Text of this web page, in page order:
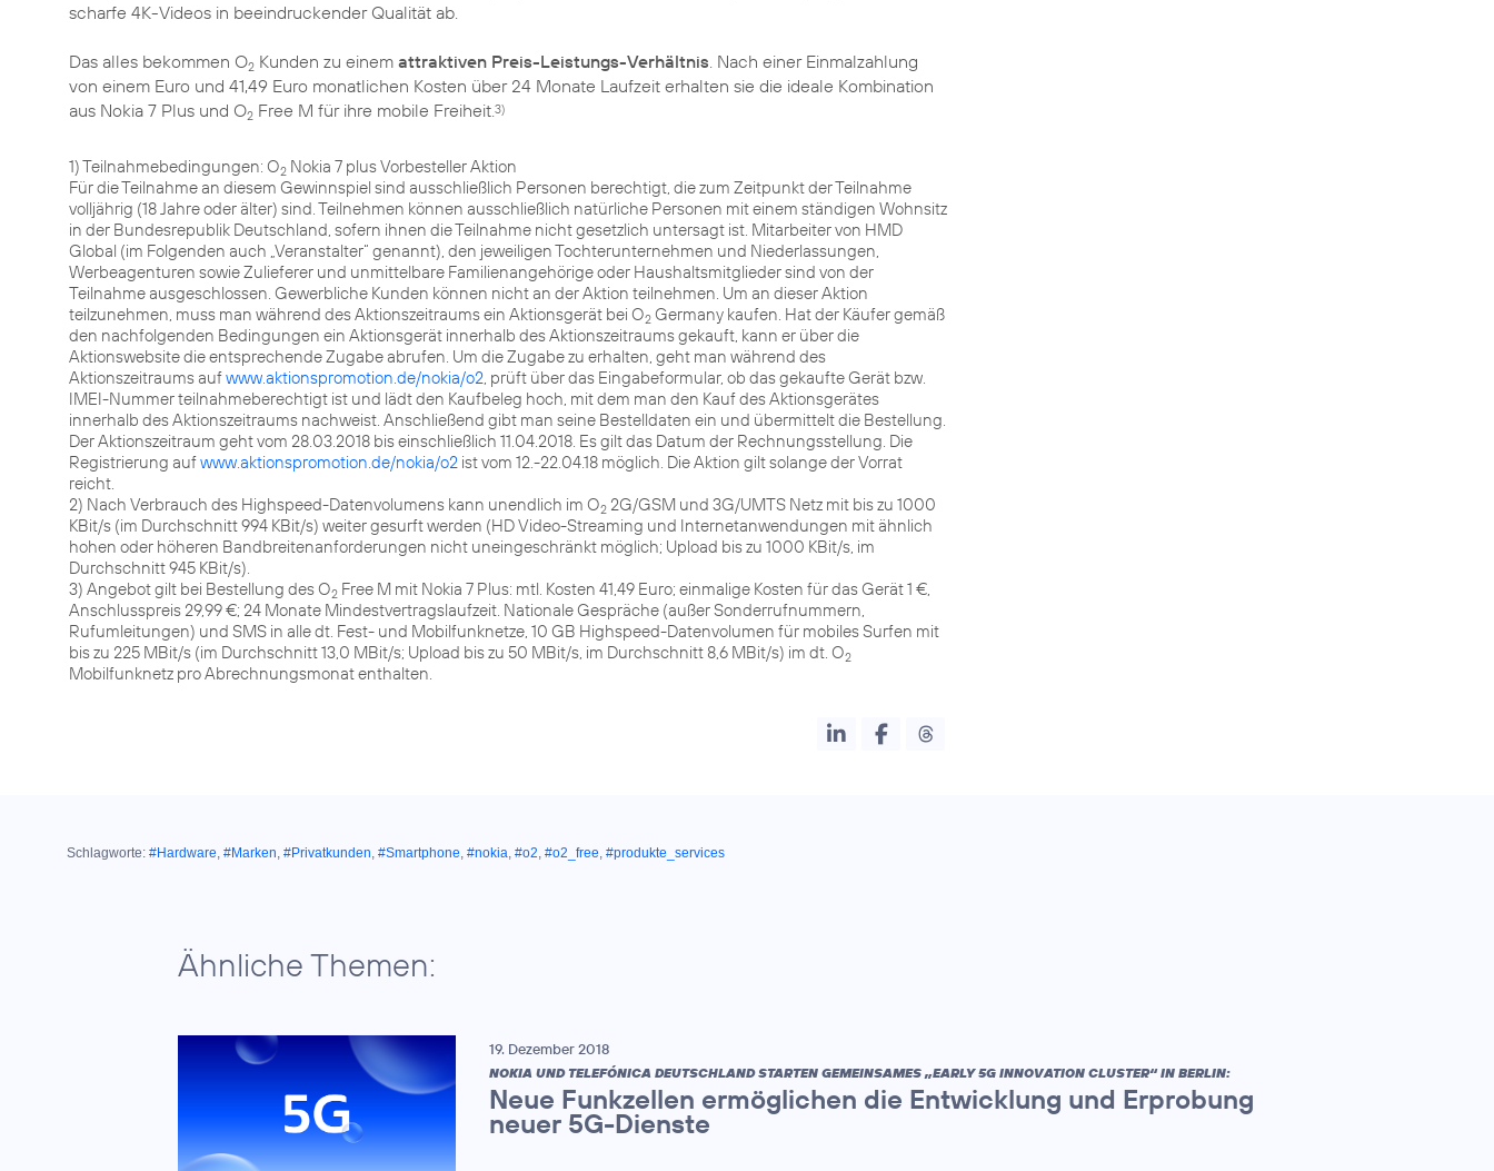
scharfe 4K-Videos in beeindruckender Qualität ab.
Das alles bekommen O2 Kunden zu einem attraktiven Preis-Leistungs-Verhältnis. Nach einer Einmalzahlung
von einem Euro und 41,49 Euro monatlichen Kosten über 24 Monate Laufzeit erhalten sie die ideale Kombination
aus Nokia 7 Plus und O2 Free M für ihre mobile Freiheit.3)
1) Teilnahmebedingungen: O2 Nokia 7 plus Vorbesteller Aktion
Für die Teilnahme an diesem Gewinnspiel sind ausschließlich Personen berechtigt, die zum Zeitpunkt der Teilnahme
volljährig (18 Jahre oder älter) sind. Teilnehmen können ausschließlich natürliche Personen mit einem ständigen Wohnsitz
in der Bundesrepublik Deutschland, sofern ihnen die Teilnahme nicht gesetzlich untersagt ist. Mitarbeiter von HMD
Global (im Folgenden auch „Veranstalter“ genannt), den jeweiligen Tochterunternehmen und Niederlassungen,
Werbeagenturen sowie Zulieferer und unmittelbare Familienangehörige oder Haushaltsmitglieder sind von der
Teilnahme ausgeschlossen. Gewerbliche Kunden können nicht an der Aktion teilnehmen. Um an dieser Aktion
teilzunehmen, muss man während des Aktionszeitraums ein Aktionsgerät bei O2 Germany kaufen. Hat der Käufer gemäß
den nachfolgenden Bedingungen ein Aktionsgerät innerhalb des Aktionszeitraums gekauft, kann er über die
Aktionswebsite die entsprechende Zugabe abrufen. Um die Zugabe zu erhalten, geht man während des
Aktionszeitraums aufwww.aktionspromotion.de/nokia/o2, prüft über das Eingabeformular, ob das gekaufte Gerät bzw.
IMEI-Nummer teilnahmeberechtigt ist und lädt den Kaufbeleg hoch, mit dem man den Kauf des Aktionsgerätes
innerhalb des Aktionszeitraums nachweist. Anschließend gibt man seine Bestelldaten ein und übermittelt die Bestellung.
Der Aktionszeitraum geht vom 28.03.2018 bis einschließlich 11.04.2018. Es gilt das Datum der Rechnungsstellung. Die
Registrierung aufwww.aktionspromotion.de/nokia/o2 ist vom 12.-22.04.18 möglich. Die Aktion gilt solange der Vorrat
reicht.
2) Nach Verbrauch des Highspeed-Datenvolumens kann unendlich im O2 2G/GSM und 3G/UMTS Netz mit bis zu 1000
KBit/s (im Durchschnitt 994 KBit/s) weiter gesurft werden (HD Video-Streaming und Internetanwendungen mit ähnlich
hohen oder höheren Bandbreitenanforderungen nicht uneingeschränkt möglich; Upload bis zu 1000 KBit/s, im
Durchschnitt 945 KBit/s).
3) Angebot gilt bei Bestellung des O2 Free M mit Nokia 7 Plus: mtl. Kosten 41,49 Euro; einmalige Kosten für das Gerät 1 €,
Anschlusspreis 29,99 €; 24 Monate Mindestvertragslaufzeit. Nationale Gespräche (außer Sonderrufnummern,
Rufumleitungen) und SMS in alle dt. Fest- und Mobilfunknetze, 10 GB Highspeed-Datenvolumen für mobiles Surfen mit
bis zu 225 MBit/s (im Durchschnitt 13,0 MBit/s; Upload bis zu 50 MBit/s, im Durchschnitt 8,6 MBit/s) im dt. O2
Mobilfunknetz pro Abrechnungsmonat enthalten.
Schlagworte: #Hardware, #Marken, #Privatkunden, #Smartphone, #nokia, #o2, #o2_free, #produkte_services
Ähnliche Themen:
19. Dezember 2018
NOKIA UND TELEFÓNICA DEUTSCHLAND STARTEN GEMEINSAMES „EARLY 5G INNOVATION CLUSTER“ IN BERLIN:
Neue Funkzellen ermöglichen die Entwicklung und Erprobung
neuer 5G-Dienste